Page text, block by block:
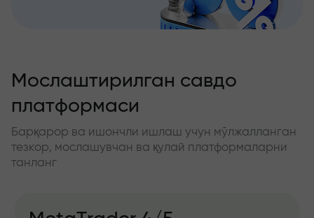
Мослаштирилган савдо
платформаси
Барқарор ва ишончли ишлаш учун мўлжалланган
тезкор, мослашувчан ва қулай платформаларни
танланг